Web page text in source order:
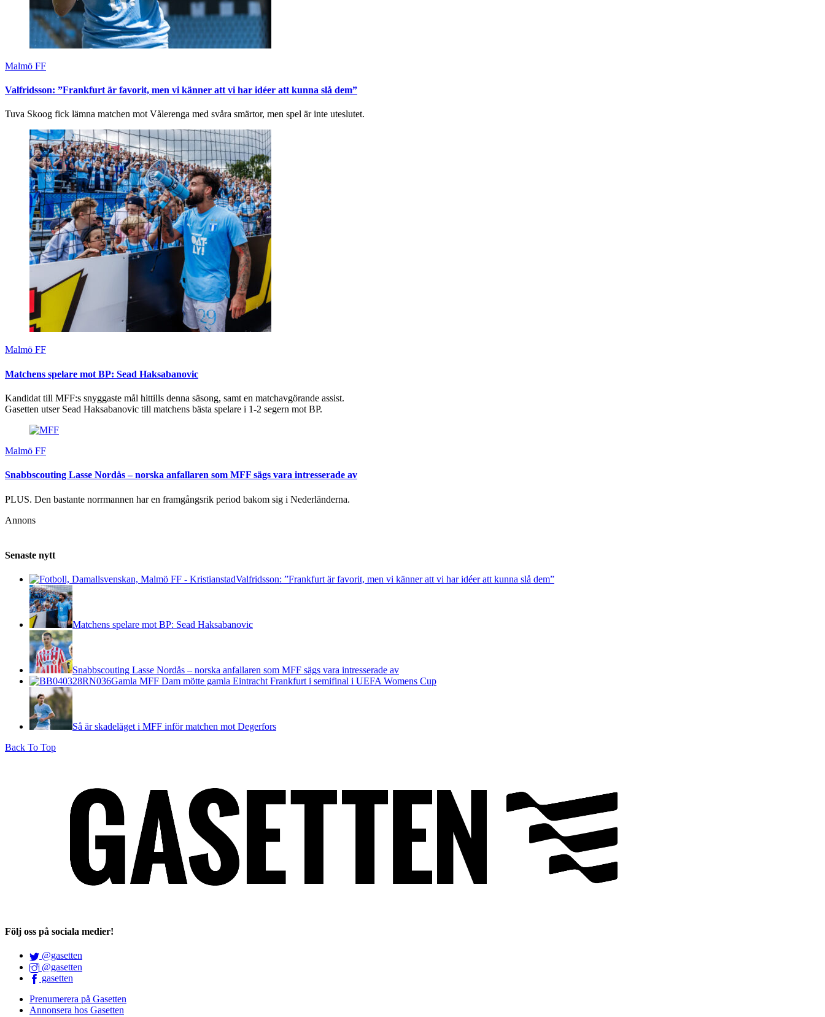
Malmö FF
Valfridsson: ”Frankfurt är favorit, men vi känner att vi har idéer att kunna slå dem”
Tuva Skoog fick lämna matchen mot Vålerenga med svåra smärtor, men spel är inte uteslutet.
Malmö FF
Matchens spelare mot BP: Sead Haksabanovic
Kandidat till MFF:s snyggaste mål hittills denna säsong, samt en matchavgörande assist.
Gasetten utser Sead Haksabanovic till matchens bästa spelare i 1-2 segern mot BP.
Malmö FF
Snabbscouting Lasse Nordås – norska anfallaren som MFF sägs vara intresserade av
PLUS. Den bastante norrmannen har en framgångsrik period bakom sig i Nederländerna.
Annons
Senaste nytt
Valfridsson: ”Frankfurt är favorit, men vi känner att vi har idéer att kunna slå dem”
Matchens spelare mot BP: Sead Haksabanovic
Snabbscouting Lasse Nordås – norska anfallaren som MFF sägs vara intresserade av
Gamla MFF Dam mötte gamla Eintracht Frankfurt i semifinal i UEFA Womens Cup
Så är skadeläget i MFF inför matchen mot Degerfors
Back To Top
Följ oss på sociala medier!
@gasetten
@gasetten
gasetten
Prenumerera på Gasetten
Annonsera hos Gasetten